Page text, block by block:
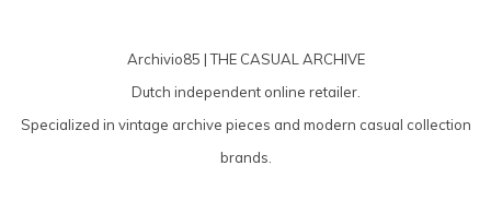
Archivio85 | THE CASUAL ARCHIVE
Dutch independent online retailer.
Specialized in vintage archive pieces and modern casual collection
brands.